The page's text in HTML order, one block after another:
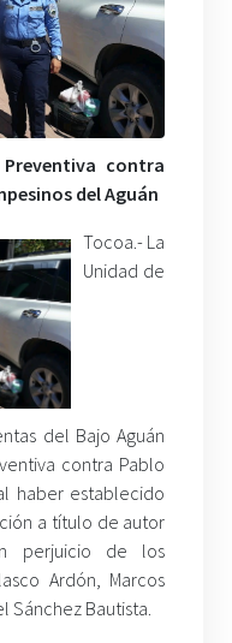
contra
del Aguán
Tocoa.- La
Unidad de
del Bajo Aguán
contra Pablo
haber establecido
a título de autor
perjuicio de los
Ardón, Marcos
Sánchez Bautista.